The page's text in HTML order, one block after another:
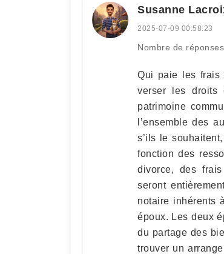
Susanne
2025-07-09 00:58:23
Nombre de
Qui paie les frais
verser les droits
patrimoine
l’ensemble des
s’ils le
fonction des
divorce, des
seront
notaire inhérents
époux. Les deux
du partage des
trouver un